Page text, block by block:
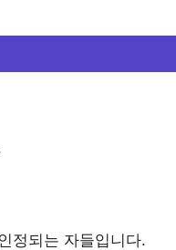
정되는 자들입니다.